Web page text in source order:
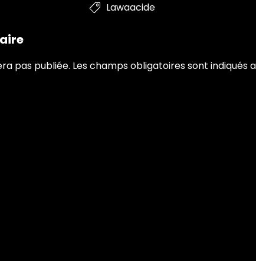
 Lawaacide
pas publiée. Les champs obligatoires sont indiqués